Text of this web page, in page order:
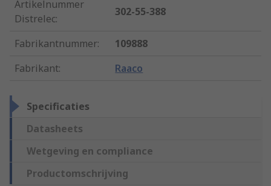
Artikelnummer
Distrelec:
302-55-388
Fabrikantnummer:
109888
Fabrikant: Raaco
Specificaties
Datasheets
Wetgeving en compliance
Productomschrijving